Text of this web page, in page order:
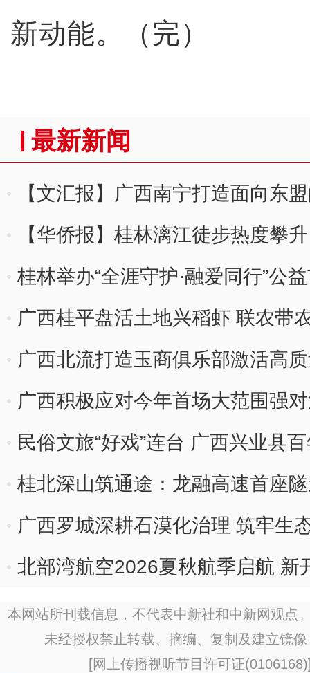
新动能。（完）
最新新闻
【文汇报】广西南宁打造面向东
【华侨报】桂林漓江徒步热度攀
桂林举办“全涯守护·融爱同行”公
广西桂平盘活土地兴稻虾 联农带
广西北流打造玉商俱乐部激活高
广西积极应对今年首场大范围强
民俗文旅“好戏”连台 广西兴业县
桂北深山筑通途：龙融高速首座
广西罗城深耕石漠化治理 筑牢生
北部湾航空2026夏秋航季启航 新
本网站所刊载信息，不代表中新社和中新网观点
未经授权禁止转载、摘编、复制及建立镜
[网上传播视听节目许可证(0106168)